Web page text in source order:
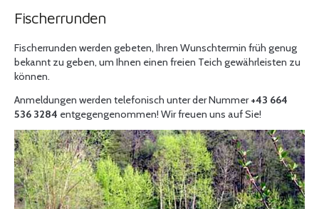
Fischerrunden
Fischerrunden werden gebeten, Ihren Wunschtermin früh genug
bekannt zu geben, um Ihnen einen freien Teich gewährleisten zu
können.
Anmeldungen werden telefonisch unter der Nummer+43 664
536 3284 entgegengenommen! Wir freuen uns auf Sie!